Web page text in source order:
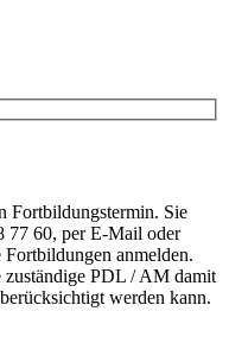
Fortbildungstermin. Sie
77 60, per E-Mail oder
anmelden.
PDL / AM damit
werden kann.